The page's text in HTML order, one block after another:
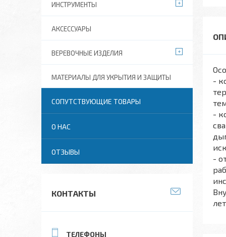
-
-
-
ИНСТРУМЕНТЫ
АКСЕССУАРЫ
ВЕРЕВОЧНЫЕ ИЗДЕЛИЯ
МАТЕРИАЛЫ ДЛЯ УКРЫТИЯ И ЗАЩИТЫ
СОПУТСТВУЮЩИЕ ТОВАРЫ
О НАС
ОТЗЫВЫ
КОНТАКТЫ